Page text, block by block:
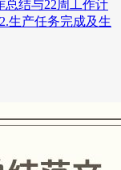
总结与22周工作计
生产任务完成及生